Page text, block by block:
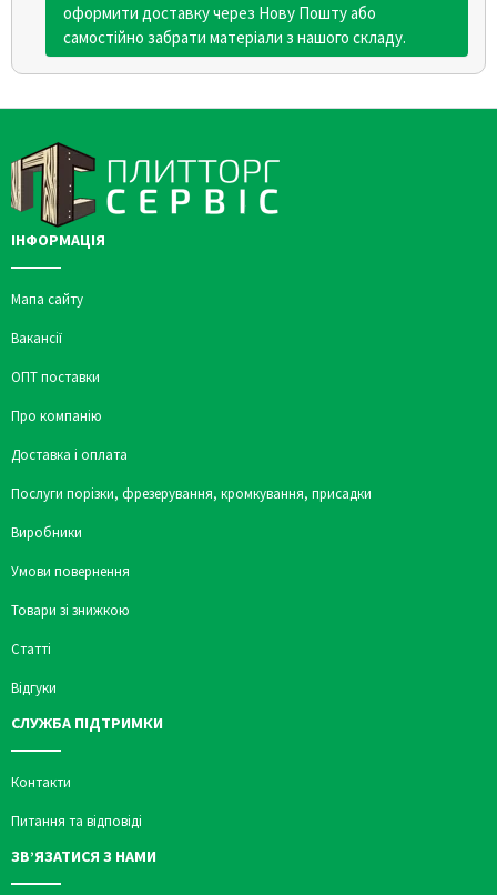
оформити доставку через Нову Пошту або
самостійно забрати матеріали з нашого складу.
ІНФОРМАЦІЯ
Мапа сайту
Вакансії
ОПТ поставки
Про компанію
Доставка і оплата
Послуги порізки, фрезерування, кромкування, присадки
Виробники
Умови повернення
Товари зі знижкою
Статті
Відгуки
СЛУЖБА ПІДТРИМКИ
Контакти
Питання та відповіді
ЗВ’ЯЗАТИСЯ З НАМИ